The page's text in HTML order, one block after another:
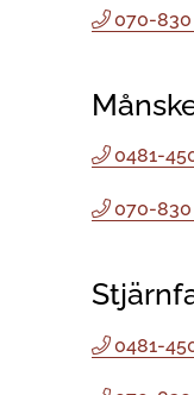
070-830
0481-
070-830
0481-